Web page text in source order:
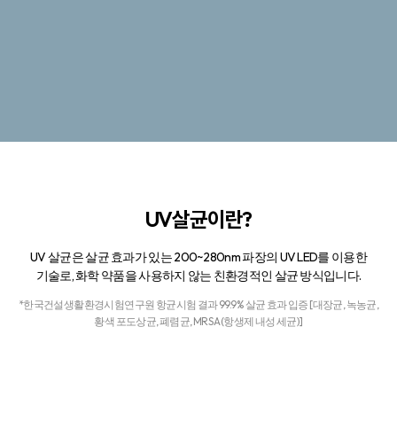
UV살균이란?
UV 살균은 살균 효과가 있는 200~280nm 파장의 UV LED를 이용한
기술로,화학 약품을 사용하지 않는 친환경적인 살균 방식입니다.
*한국건설생활환경시험연구원 항균시험 결과 99.9% 살균 효과 입증 [대장균, 녹농균,
황색 포도상균, 폐렴균, MRSA(항생제 내성 세균)]